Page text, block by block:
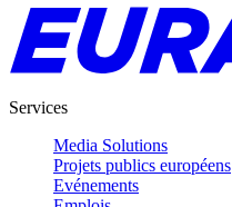
Services
Media Solutions
Projets publics européens
Evénements